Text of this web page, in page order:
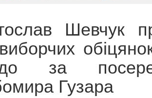
Шевчук
за
Гузара